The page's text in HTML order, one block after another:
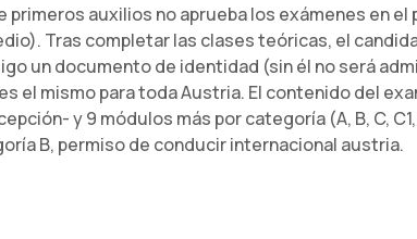
auxilios no aprueba los exámenes en
Tras completar las clases teóricas, el
un documento de identidad (sin él no será
el mismo para toda Austria. El contenido del
y 9 módulos más por categoría (A, B, C, C1,
B, permiso de conducir internacional austria.